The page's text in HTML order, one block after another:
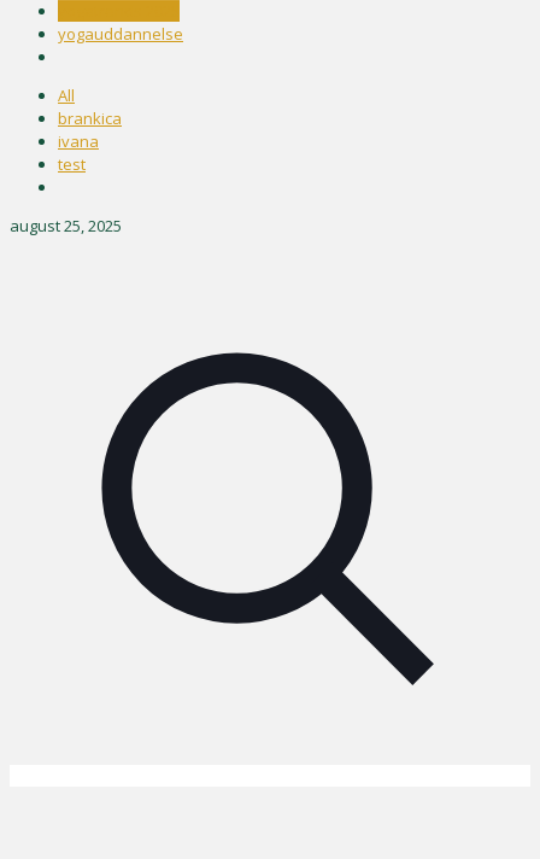
yogauddannelse
All
brankica
ivana
test
august 25, 2025